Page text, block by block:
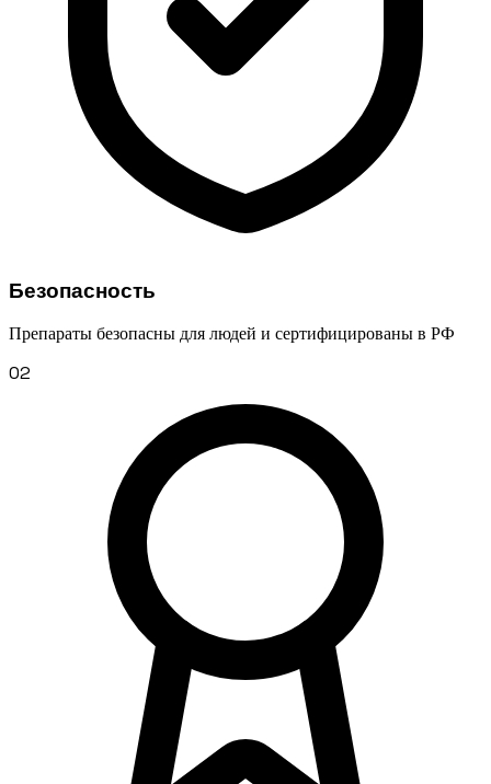
Безопасность
Препараты безопасны для людей и сертифицированы в РФ
02